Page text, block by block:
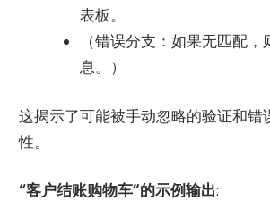
表板。
（错误分支：如果无匹配
息。）
这揭示了可能被手动忽略的验证和错
性。
“客户结账购物车”的示例输出: